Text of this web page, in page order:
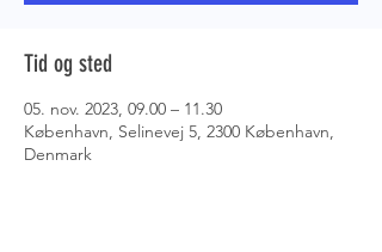
Tid og sted
05. nov. 2023, 09.00 – 11.30
København, Selinevej 5, 2300 København,
Denmark